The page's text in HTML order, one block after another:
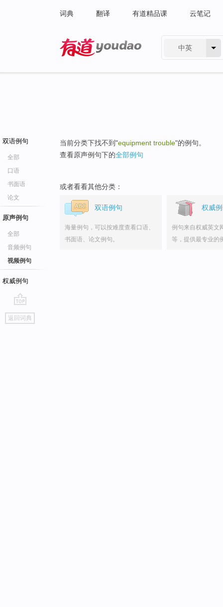
词典 翻译 有道精品课 云笔记
中英
双语例句
全部
口语
书面语
论文
原声例句
全部
音频例句
视频例句
权威例句
go
top
返回词典
当前分类下找不到"equipment trouble"的例句。
查看原声例句下的全部例句
或者看看其他分类：
双语例句
海量例句，可以按难度查看口语、
书面语、论文例句。
权威
例句来自权威英文
等，提供最专业的